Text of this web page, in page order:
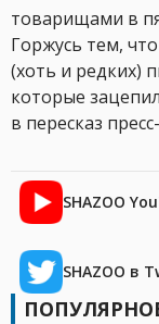
товарищами в
Горжусь тем,
(хоть и редких)
которые
в пересказ
SHAZOO
SHAZOO в